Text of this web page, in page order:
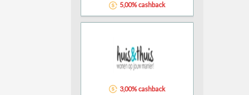
5,00% cashback
3,00% cashback